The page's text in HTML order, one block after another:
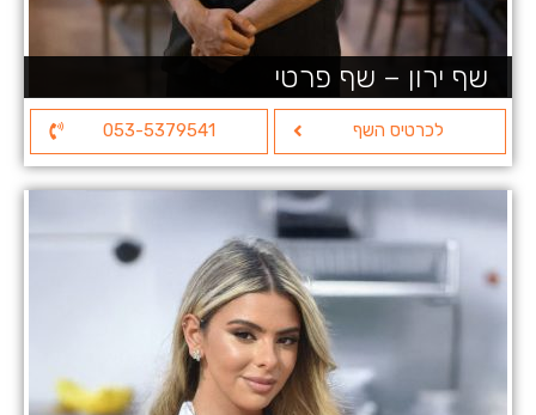
שף ירון – שף פרטי
לכרטיס השף 053-5379541